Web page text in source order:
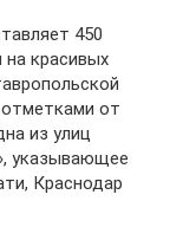
450
красивых
от
из улиц
указывающее
Краснодар